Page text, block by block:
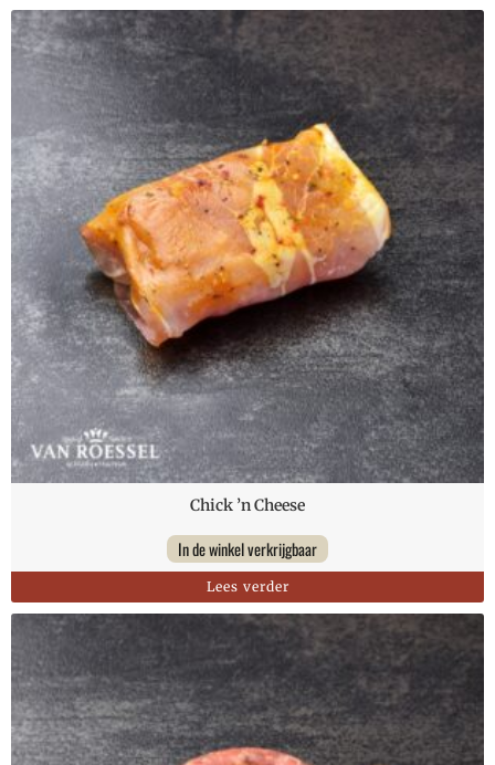
Chick ’n Cheese
In de winkel verkrijgbaar
Lees verder